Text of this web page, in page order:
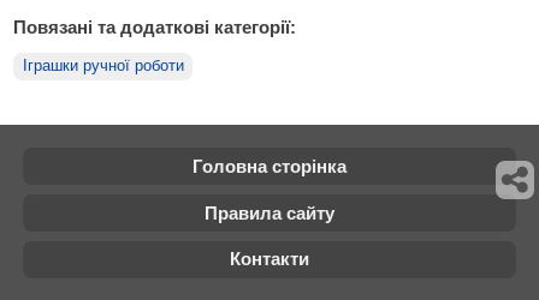
Повязані та додаткові категорії:
Іграшки ручної роботи
Головна сторінка
Правила сайту
Контакти